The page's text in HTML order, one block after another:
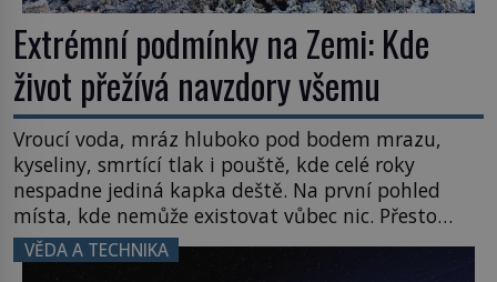
Extrémní podmínky na Zemi: Kde
život přežívá navzdory všemu
Vroucí voda, mráz hluboko pod bodem mrazu,
kyseliny, smrtící tlak i pouště, kde celé roky
nespadne jediná kapka deště. Na první pohled
místa, kde nemůže existovat vůbec nic. Přesto
právě tady vědci objevují organismy, které
posouvají hranice života. Každý nový nález mění
VĚDA A TECHNIKA